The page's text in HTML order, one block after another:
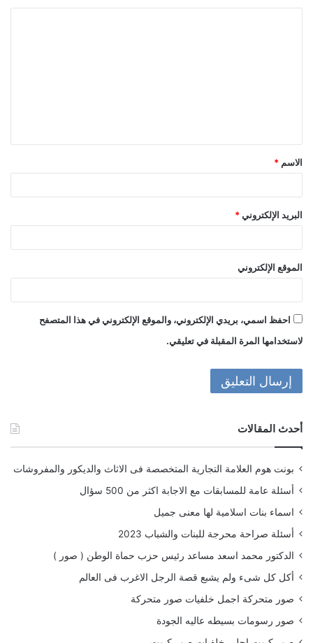
ق
*
الاسم *
البريد الإلكتروني *
الموقع الإلكتروني
احفظ اسمي، بريدي الإلكتروني، والموقع الإلكتروني في هذا المتصفح
لاستخدامها المرة المقبلة في تعليقي.
أحدث المقالات
بونت هوم العلامة التجارية المتخصصة فى الاثاث والديكور والمفروشات
أسئلة عامة للمسابقات مع الاجابة اكثر من 500 سؤال
اسماء بنات اسلامية لها معنى جميل
أسئلة صراحة محرجة للبنات والشباب 2023
الدكتور محمد اسعد مساعد رئيس حزب حماة الوطن ( صور )
أكل كل شىء ولم يشبع قصة الرجل الاغرب فى العالم
صور متحركة اجمل خلفيات صور متحركة
صور رسومات بسيطه عاليه الجودة